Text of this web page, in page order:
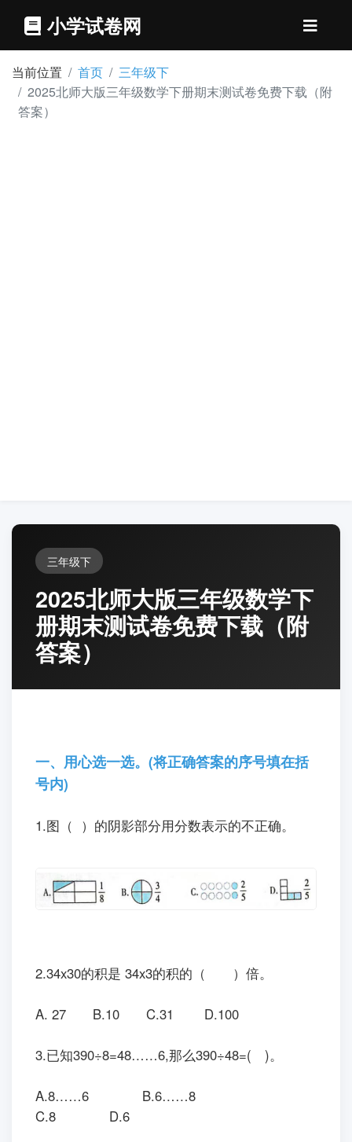
小学试卷网
当前位置 首页
三年级下
2025北师大版三年级数学下册期末测试卷免费下载（附
答案）
三年级下
2025北师大版三年级数学下
册期末测试卷免费下载（附
答案）
一、用心选一选。(将正确答案的序号填在括
号内)
1.图（ ）的阴影部分用分数表示的不正确。
2.34x30的积是 34x3的积的（ ）倍。
A. 27 B.10 C.31 D.100
3.已知390÷8=48……6,那么390÷48=( )。
A.8……6 B.6……8
C.8
D.6